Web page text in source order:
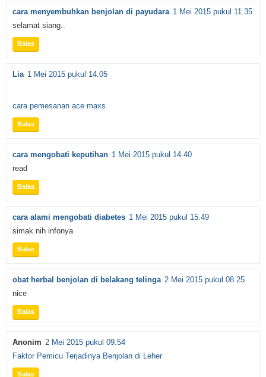
cara menyembuhkan benjolan di payudara 1 Mei 2015 pukul 11.35
selamat siang..
Balas
Lia 1 Mei 2015 pukul 14.05
cara pemesanan ace maxs
Balas
cara mengobati keputihan 1 Mei 2015 pukul 14.40
read
Balas
cara alami mengobati diabetes 1 Mei 2015 pukul 15.49
simak nih infonya
Balas
obat herbal benjolan di belakang telinga 2 Mei 2015 pukul 08.25
nice
Balas
Anonim 2 Mei 2015 pukul 09.54
Faktor Pemicu Terjadinya Benjolan di Leher
Balas